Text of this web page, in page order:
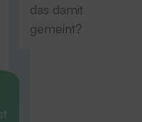
das damit
gemeint?